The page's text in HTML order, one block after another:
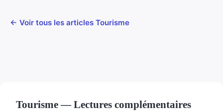
← Voir tous les articles Tourisme
Tourisme — Lectures complémentaires